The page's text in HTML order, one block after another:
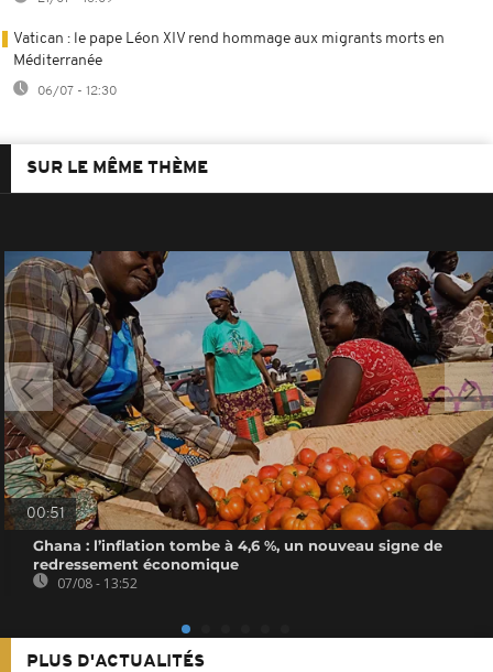
Vatican : le pape Léon XIV rend hommage aux migrants morts en
Méditerranée
06/07 - 12:30
SUR LE MÊME THÈME
00:51
Ghana : l’inflation tombe à 4,6 %, un nouveau signe de
redressement économique
07/08 - 13:52
PLUS D'ACTUALITÉS